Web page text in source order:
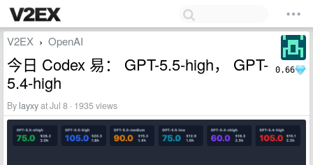
0.66
V2EX › OpenAI
今日 Codex 易： GPT-5.5-high， GPT-
5.4-high
By layxyat Jul 8 · 1935 views